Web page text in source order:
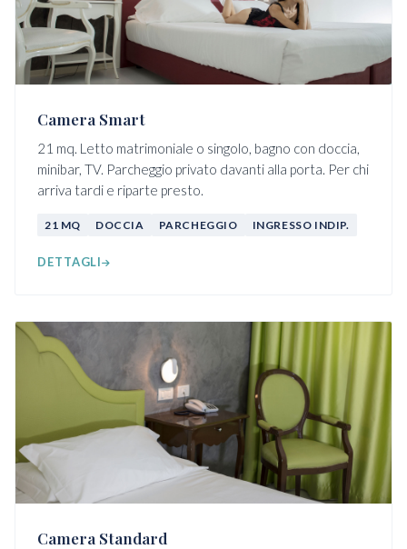
Camera Smart
21 mq. Letto matrimoniale o singolo, bagno con doccia,
minibar, TV. Parcheggio privato davanti alla porta. Per chi
arriva tardi e riparte presto.
21 MQ DOCCIA PARCHEGGIO INGRESSO INDIP.
DETTAGLI
Camera Standard